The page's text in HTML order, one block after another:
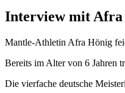
Interview mit Afra
Mantle-Athletin Afra Hönig
Bereits im Alter von 6 Jahren
Die vierfache deutsche